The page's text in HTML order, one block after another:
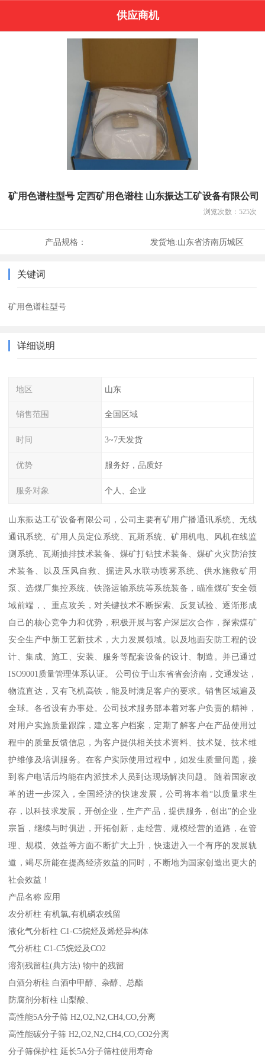
供应商机
矿用色谱柱型号 定西矿用色谱柱 山东振达工矿设备有限公司
浏览次数： 525次
产品规格： 发货地:山东省济南历城区
关键词
矿用色谱柱型号
详细说明
地区 山东
销售范围 全国区域
时间 3~7天发货
优势 服务好，品质好
服务对象 个人、企业
山东振达工矿设备有限公司，公司主要有矿用广播通讯系统、无线
通讯系统、矿用人员定位系统、瓦斯系统、矿用机电、风机在线监
测系统、瓦斯抽排技术装备、煤矿打钻技术装备、煤矿火灾防治技
术装备、以及压风自救、掘进风水联动喷雾系统、供水施救矿用
泵、选煤厂集控系统、铁路运输系统等系统装备，瞄准煤矿安全领
域前端，、重点攻关，对关键技术不断探索、反复试验、逐渐形成
自己的核心竞争力和优势，积极开展与客户深层次合作，探索煤矿
安全生产中新工艺新技术，大力发展领域。以及地面安防工程的设
计、集成、施工、安装、服务等配套设备的设计、制造。并已通过
ISO9001质量管理体系认证。 公司位于山东省省会济南，交通发达，
物流直达，又有飞机高铁，能及时满足客户的要求。销售区域遍及
全球。各省设有办事处。公司技术服务部本着对客户负责的精神，
对用户实施质量跟踪，建立客户档案，定期了解客户在产品使用过
程中的质量反馈信息，为客户提供相关技术资料、技术疑、技术维
护维修及培训服务。在客户实际使用过程中，如发生质量问题，接
到客户电话后均能在内派技术人员到达现场解决问题。 随着国家改
革的进一步深入，全国经济的快速发展，公司将本着“以质量求生
存，以科技求发展，开创企业，生产产品，提供服务，创出”的企业
宗旨，继续与时俱进，开拓创新，走经营、规模经营的道路，在管
理、规模、效益等方面不断扩大上升，快速进入一个有序的发展轨
道，竭尽所能在提高经济效益的同时，不断地为国家创造出更大的
社会效益！
产品名称 应用
农分析柱 有机氯,有机磷农残留
液化气分析柱 C1-C5烷烃及烯烃异构体
气分析柱 C1-C5烷烃及CO2
溶剂残留柱(典方法) 物中的残留
白酒分析柱 白酒中甲醇、杂醇、总酯
防腐剂分析柱 山梨酸、
高性能5A分子筛 H2,O2,N2,CH4,CO,分离
高性能碳分子筛 H2,O2,N2,CH4,CO,CO2分离
分子筛保护柱 延长5A分子筛柱使用寿命